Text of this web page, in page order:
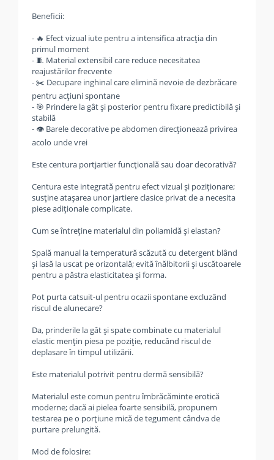
Beneficii:
- 🔥 Efect vizual iute pentru a intensifica atracția din
primul moment
- 🧵 Material extensibil care reduce necesitatea
reajustărilor frecvente
- ✂️ Decupare inghinal care elimină nevoie de dezbrăcare
pentru acțiuni spontane
- 🎯 Prindere la gât și posterior pentru fixare predictibilă și
stabilă
- 👁️ Barele decorative pe abdomen direcționează privirea
acolo unde vrei
Este centura portjartier funcțională sau doar decorativă?
Centura este integrată pentru efect vizual și poziționare;
susține atașarea unor jartiere clasice privat de a necesita
piese adiționale complicate.
Cum se întreține materialul din poliamidă și elastan?
Spală manual la temperatură scăzută cu detergent blând
și lasă la uscat pe orizontală; evită înălbitorii și uscătoarele
pentru a păstra elasticitatea și forma.
Pot purta catsuit-ul pentru ocazii spontane excluzând
riscul de alunecare?
Da, prinderile la gât și spate combinate cu materialul
elastic mențin piesa pe poziție, reducând riscul de
deplasare în timpul utilizării.
Este materialul potrivit pentru dermă sensibilă?
Materialul este comun pentru îmbrăcăminte erotică
moderne; dacă ai pielea foarte sensibilă, propunem
testarea pe o porțiune mică de tegument cândva de
purtare prelungită.
Mod de folosire: